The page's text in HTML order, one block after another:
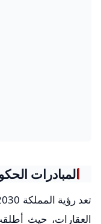
المبادرات
العقارات، حيث